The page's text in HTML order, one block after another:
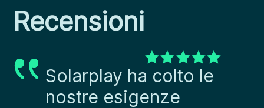
Recensioni
Solarplay ha colto le
nostre esigenze